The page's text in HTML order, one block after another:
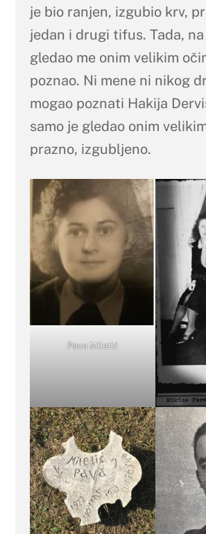
je bio ranjen, izgubio krv,
jedan i drugi tifus. Tada,
gledao me onim velikim
poznao. Ni mene ni nikog
mogao poznati Hakija
samo je gledao onim
prazno, izgubljeno.
Pava Miletić